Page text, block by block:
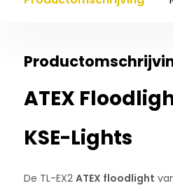
ATEX
KSE-Lights
De TL-EX2 ATEX floodlight